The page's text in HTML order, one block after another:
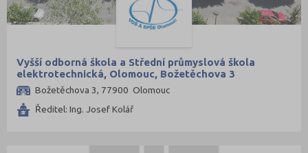
Vyšší odborná škola a Střední průmyslová škola
elektrotechnická, Olomouc, Božetěchova 3
Božetěchova 3, 77900 Olomouc
Ředitel: Ing. Josef Kolář